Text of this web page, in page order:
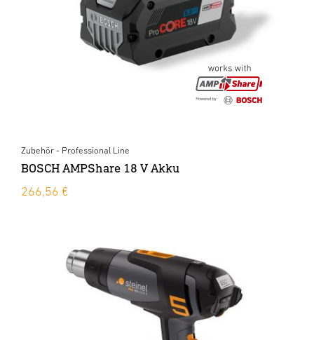
Zubehör - Professional Line
BOSCH AMPShare 18 V Akku
266,56 €